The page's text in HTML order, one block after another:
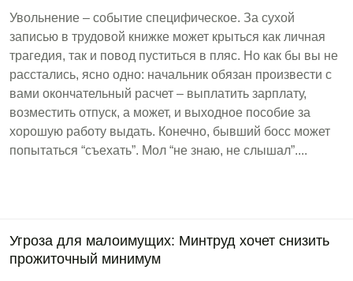
Увольнение – событие специфическое. За сухой
записью в трудовой книжке может крыться как личная
трагедия, так и повод пуститься в пляс. Но как бы вы не
расстались, ясно одно: начальник обязан произвести с
вами окончательный расчет – выплатить зарплату,
возместить отпуск, а может, и выходное пособие за
хорошую работу выдать. Конечно, бывший босс может
попытаться “съехать”. Мол “не знаю, не слышал”....
Угроза для малоимущих: Минтруд хочет снизить
прожиточный минимум